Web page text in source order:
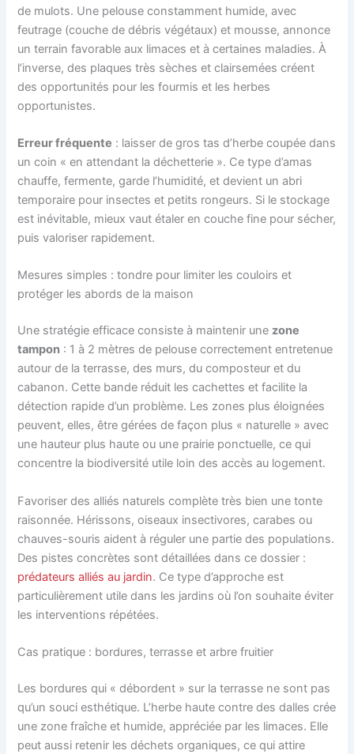
de mulots. Une pelouse constamment humide, avec
feutrage (couche de débris végétaux) et mousse, annonce
un terrain favorable aux limaces et à certaines maladies. À
l’inverse, des plaques très sèches et clairsemées créent
des opportunités pour les fourmis et les herbes
opportunistes.
Erreur fréquente : laisser de gros tas d’herbe coupée dans
un coin « en attendant la déchetterie ». Ce type d’amas
chauffe, fermente, garde l’humidité, et devient un abri
temporaire pour insectes et petits rongeurs. Si le stockage
est inévitable, mieux vaut étaler en couche fine pour sécher,
puis valoriser rapidement.
Mesures simples : tondre pour limiter les couloirs et
protéger les abords de la maison
Une stratégie efficace consiste à maintenir une zone
tampon : 1 à 2 mètres de pelouse correctement entretenue
autour de la terrasse, des murs, du composteur et du
cabanon. Cette bande réduit les cachettes et facilite la
détection rapide d’un problème. Les zones plus éloignées
peuvent, elles, être gérées de façon plus « naturelle » avec
une hauteur plus haute ou une prairie ponctuelle, ce qui
concentre la biodiversité utile loin des accès au logement.
Favoriser des alliés naturels complète très bien une tonte
raisonnée. Hérissons, oiseaux insectivores, carabes ou
chauves-souris aident à réguler une partie des populations.
Des pistes concrètes sont détaillées dans ce dossier :
prédateurs alliés au jardin. Ce type d’approche est
particulièrement utile dans les jardins où l’on souhaite éviter
les interventions répétées.
Cas pratique : bordures, terrasse et arbre fruitier
Les bordures qui « débordent » sur la terrasse ne sont pas
qu’un souci esthétique. L’herbe haute contre des dalles crée
une zone fraîche et humide, appréciée par les limaces. Elle
peut aussi retenir les déchets organiques, ce qui attire